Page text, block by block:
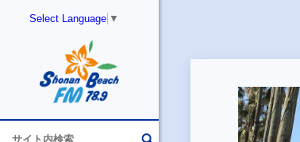
Select Language ▼